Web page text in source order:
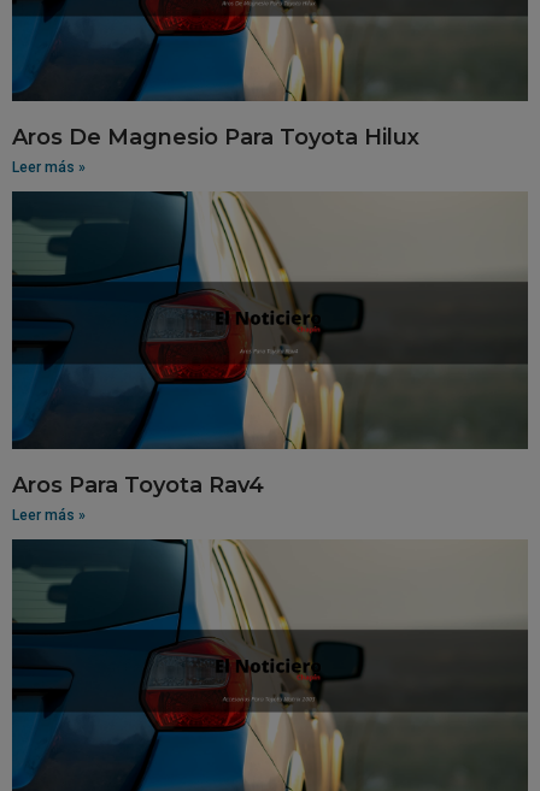
Aros De Magnesio Para Toyota Hilux
Leer más »
Aros Para Toyota Rav4
Leer más »